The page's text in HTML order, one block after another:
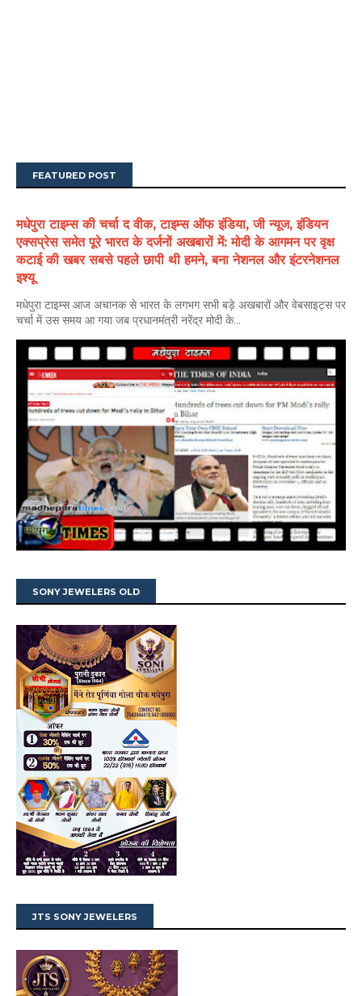
FEATURED POST
मधेपुरा टाइम्स की चर्चा द वीक, टाइम्स ऑफ इंडिया, जी न्यूज, इंडियन
एक्सप्रेस समेत पूरे भारत के दर्जनों अखबारों में: मोदी के आगमन पर वृक्ष
कटाई की खबर सबसे पहले छापी थी हमने, बना नेशनल और इंटरनेशनल
इश्यू
मधेपुरा टाइम्स आज अचानक से भारत के लगभग सभी बड़े अखबारों और वेबसाइट्स पर
चर्चा में उस समय आ गया जब प्रधानमंत्री नरेंद्र मोदी के...
SONY JEWELERS OLD
JTS SONY JEWELERS